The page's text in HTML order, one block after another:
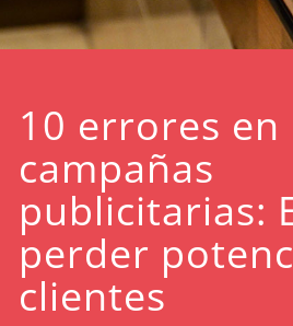
10 errores en
campañas
publicitarias:
perder
clientes